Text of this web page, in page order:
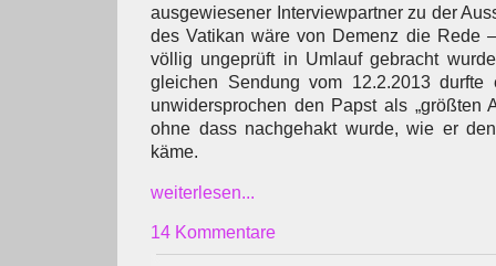
ausgewiesener Interviewpartner zu der
des Vatikan wäre von Demenz die Rede
völlig ungeprüft in Umlauf gebracht
gleichen Sendung vom 12.2.2013 durfte
unwidersprochen den Papst als „größten
ohne dass nachgehakt wurde, wie er
käme.
weiterlesen...
14 Kommentare